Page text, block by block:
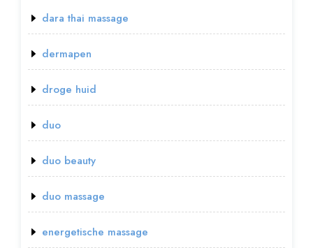
dara thai massage
dermapen
droge huid
duo
duo beauty
duo massage
energetische massage